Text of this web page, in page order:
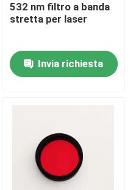
532 nm filtro a banda
stretta per laser
Invia richiesta